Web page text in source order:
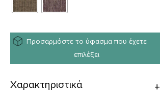
Προσαρμόστε το ύφασμα που έχετε
επιλέξει
Χαρακτηριστικά +